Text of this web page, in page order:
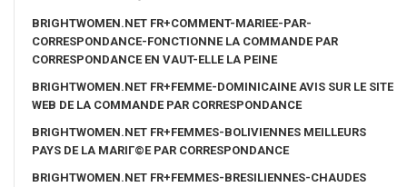
BRIGHTWOMEN.NET FR+COMMENT-MARIEE-PAR-
CORRESPONDANCE-FONCTIONNE LA COMMANDE PAR
CORRESPONDANCE EN VAUT-ELLE LA PEINE
BRIGHTWOMEN.NET FR+FEMME-DOMINICAINE AVIS SUR LE SITE
WEB DE LA COMMANDE PAR CORRESPONDANCE
BRIGHTWOMEN.NET FR+FEMMES-BOLIVIENNES MEILLEURS
PAYS DE LA MARIГ©E PAR CORRESPONDANCE
BRIGHTWOMEN.NET FR+FEMMES-BRESILIENNES-CHAUDES